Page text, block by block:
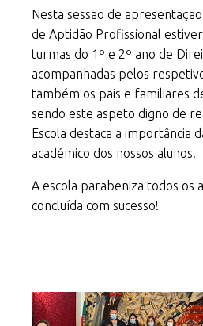
Nesta sessão de
de Aptidão Profissional
turmas do 1º e 2º ano de
acompanhadas pelos
também os pais e familiares
sendo este aspeto digno de
Escola destaca a importância
académico dos nossos alunos.
A escola parabeniza todos os
concluída com sucesso!